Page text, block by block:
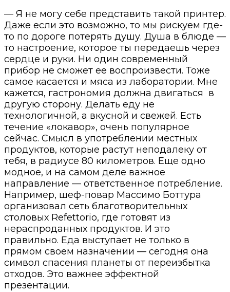
— Я не могу себе представить такой принтер.
Даже если это возможно, то мы рискуем где-
то по дороге потерять душу. Душа в блюде —
то настроение, которое ты передаешь через
сердце и руки. Ни один современный
прибор не сможет ее воспроизвести. Тоже
самое касается и мяса из лаборатории. Мне
кажется, гастрономия должна двигаться в
другую сторону. Делать еду не
технологичной, а вкусной и свежей. Есть
течение «локавор», очень популярное
сейчас. Смысл в употреблении местных
продуктов, которые растут неподалеку от
тебя, в радиусе 80 километров. Еще одно
модное, и на самом деле важное
направление — ответственное потребление.
Например, шеф-повар Массимо Боттура
организовал сеть благотворительных
столовых Refettorio, где готовят из
нераспроданных продуктов. И это
правильно. Еда выступает не только в
прямом своем назначении — сегодня она
символ спасения планеты от переизбытка
отходов. Это важнее эффектной
презентации.